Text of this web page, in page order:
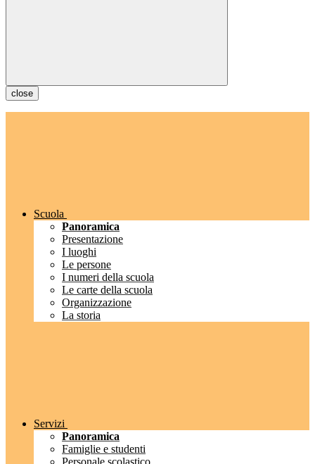
close
Scuola
Panoramica
Presentazione
I luoghi
Le persone
I numeri della scuola
Le carte della scuola
Organizzazione
La storia
Servizi
Panoramica
Famiglie e studenti